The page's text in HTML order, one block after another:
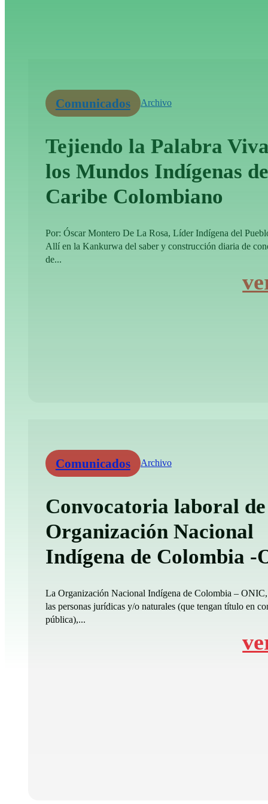
Comunicados Archivo
Tejiendo la Palabra
los Mundos Indígenas
Caribe Colombiano
Por: Óscar Montero De La Rosa, Líder Indígena del
Allí en la Kankurwa del saber y construcción diaria de
de...
Comunicados Archivo
Convocatoria laboral
Organización Nacional
Indígena de Colombia -
La Organización Nacional Indígena de Colombia – ONIC,
las personas jurídicas y/o naturales (que tengan título en
pública),...